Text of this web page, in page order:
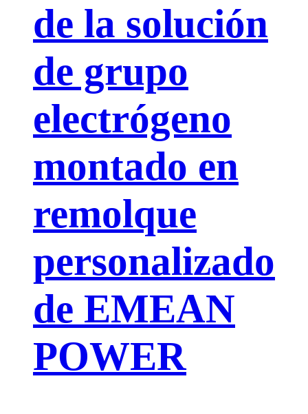
de la solución
de grupo
electrógeno
montado en
remolque
personalizado
de EMEAN
POWER